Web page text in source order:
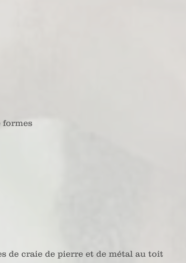
formes
de craie de pierre et de métal au toit